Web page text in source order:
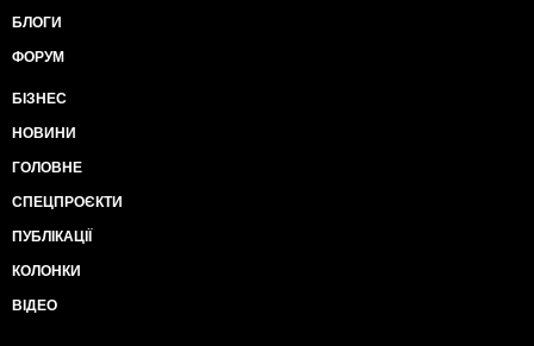
БЛОГИ
ФОРУМ
БІЗНЕС
НОВИНИ
ГОЛОВНЕ
СПЕЦПРОЄКТИ
ПУБЛІКАЦІЇ
КОЛОНКИ
ВІДЕО